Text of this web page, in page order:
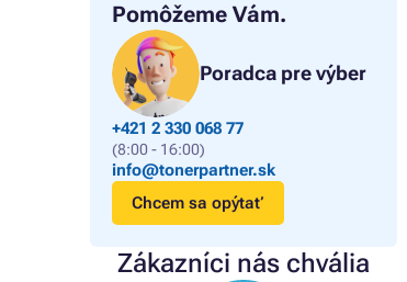
Pomôžeme Vám.
Poradca pre výber
+421 2 330 068 77
(8:00 - 16:00)
info@tonerpartner.sk
Chcem sa opýtať
Zákazníci nás chvália